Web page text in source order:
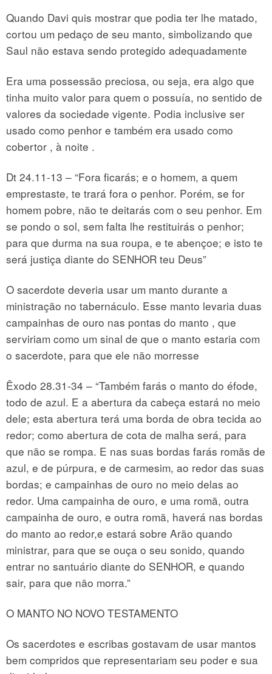
Quando Davi quis mostrar que podia ter lhe matado,
cortou um pedaço de seu manto, simbolizando que
Saul não estava sendo protegido adequadamente
Era uma possessão preciosa, ou seja, era algo que
tinha muito valor para quem o possuía, no sentido de
valores da sociedade vigente. Podia inclusive ser
usado como penhor e também era usado como
cobertor , à noite .
Dt 24.11-13 – “Fora ficarás; e o homem, a quem
emprestaste, te trará fora o penhor. Porém, se for
homem pobre, não te deitarás com o seu penhor. Em
se pondo o sol, sem falta lhe restituirás o penhor;
para que durma na sua roupa, e te abençoe; e isto te
será justiça diante do SENHOR teu Deus”
O sacerdote deveria usar um manto durante a
ministração no tabernáculo. Esse manto levaria duas
campainhas de ouro nas pontas do manto , que
serviriam como um sinal de que o manto estaria com
o sacerdote, para que ele não morresse
Êxodo 28.31-34 – “Também farás o manto do éfode,
todo de azul. E a abertura da cabeça estará no meio
dele; esta abertura terá uma borda de obra tecida ao
redor; como abertura de cota de malha será, para
que não se rompa. E nas suas bordas farás romãs de
azul, e de púrpura, e de carmesim, ao redor das suas
bordas; e campainhas de ouro no meio delas ao
redor. Uma campainha de ouro, e uma romã, outra
campainha de ouro, e outra romã, haverá nas bordas
do manto ao redor,e estará sobre Arão quando
ministrar, para que se ouça o seu sonido, quando
entrar no santuário diante do SENHOR, e quando
sair, para que não morra.”
O MANTO NO NOVO TESTAMENTO
Os sacerdotes e escribas gostavam de usar mantos
bem compridos que representariam seu poder e sua